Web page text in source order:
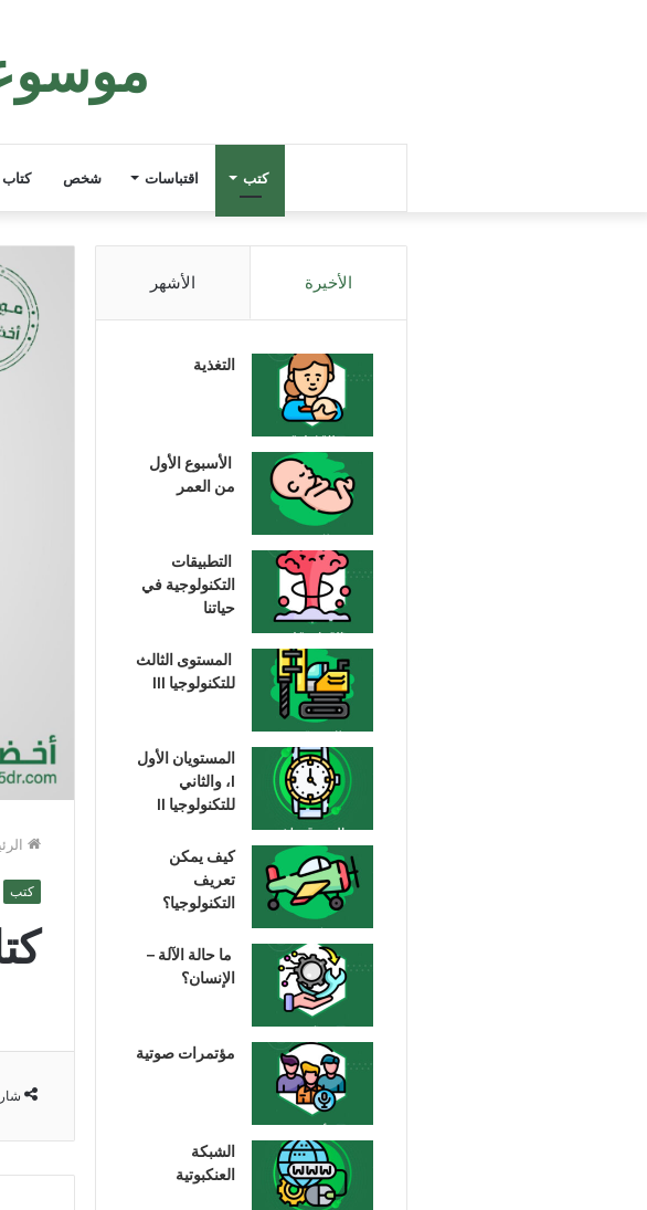
كتب اقتباسات شخص
كتب
الأخيرة الأشهر
التغذية
الأسبوع الأول
من العمر
التطبيقات
التكنولوجية في
حياتنا
المستوى الثالث
للتكنولوجيا III
المستويان الأول
I، والثاني
للتكنولوجيا II
كيف يمكن
تعريف
التكنولوجيا؟
ما حالة الآلة –
الإنسان؟
مؤتمرات صوتية
الشبكة
العنكبوتية